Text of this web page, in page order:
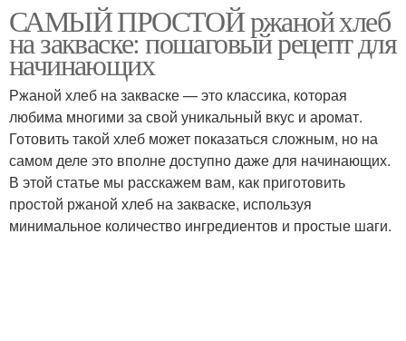
САМЫЙ ПРОСТОЙ ржаной хлеб
на закваске: пошаговый рецепт для
начинающих
Ржаной хлеб на закваске — это классика, которая
любима многими за свой уникальный вкус и аромат.
Готовить такой хлеб может показаться сложным, но на
самом деле это вполне доступно даже для начинающих.
В этой статье мы расскажем вам, как приготовить
простой ржаной хлеб на закваске, используя
минимальное количество ингредиентов и простые шаги.